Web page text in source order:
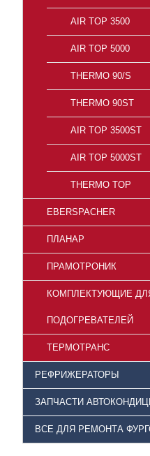
AIR TOP 3500
AIR TOP 5000
THERMO 90/S
THERMO 90ST
AIR TOP 3500ST
AIR TOP 5000ST
THERMO TOP
EBERSPACHER
ПЛАНАР
ПРАМОТРОНИК
КОМПЛЕКТУЮЩИЕ
ПОДОГРЕВАТЕЛЕЙ
ТЕРМОТРАНС
РЕФРИЖЕРАТОРЫ
ЗАПЧАСТИ
ВСЕ ДЛЯ РЕМОНТА